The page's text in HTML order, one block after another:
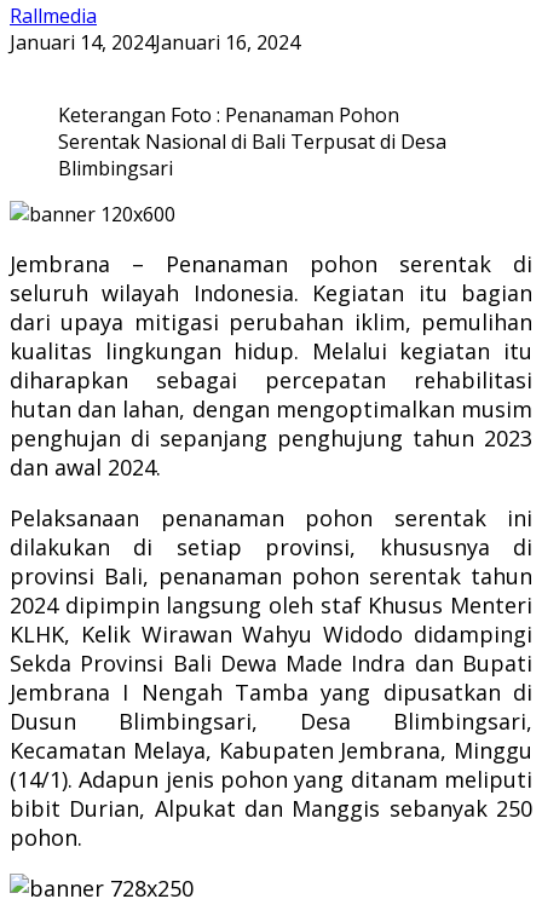
Rallmedia
Januari 14, 2024Januari 16, 2024
Keterangan Foto : Penanaman Pohon
Serentak Nasional di Bali Terpusat di Desa
Blimbingsari
Jembrana – Penanaman pohon serentak di
seluruh wilayah Indonesia. Kegiatan itu bagian
dari upaya mitigasi perubahan iklim, pemulihan
kualitas lingkungan hidup. Melalui kegiatan itu
diharapkan sebagai percepatan rehabilitasi
hutan dan lahan, dengan mengoptimalkan musim
penghujan di sepanjang penghujung tahun 2023
dan awal 2024.
Pelaksanaan penanaman pohon serentak ini
dilakukan di setiap provinsi, khususnya di
provinsi Bali, penanaman pohon serentak tahun
2024 dipimpin langsung oleh staf Khusus Menteri
KLHK, Kelik Wirawan Wahyu Widodo didampingi
Sekda Provinsi Bali Dewa Made Indra dan Bupati
Jembrana I Nengah Tamba yang dipusatkan di
Dusun Blimbingsari, Desa Blimbingsari,
Kecamatan Melaya, Kabupaten Jembrana, Minggu
(14/1). Adapun jenis pohon yang ditanam meliputi
bibit Durian, Alpukat dan Manggis sebanyak 250
pohon.